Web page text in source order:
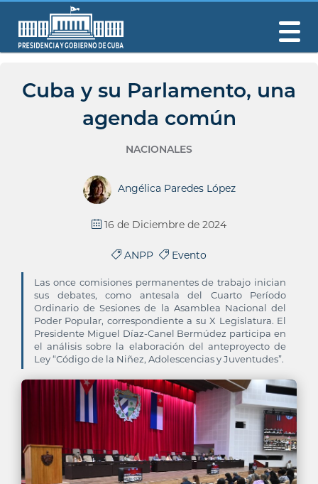
Cuba y su Parlamento, una
agenda común
NACIONALES
Angélica Paredes López
16 de Diciembre de 2024
ANPP Evento
Las once comisiones permanentes de trabajo inician
sus debates, como antesala del Cuarto Período
Ordinario de Sesiones de la Asamblea Nacional del
Poder Popular, correspondiente a su X Legislatura. El
Presidente Miguel Díaz-Canel Bermúdez participa en
el análisis sobre la elaboración del anteproyecto de
Ley “Código de la Niñez, Adolescencias y Juventudes”.